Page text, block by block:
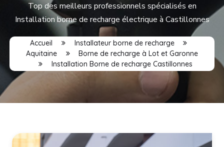
Top des meilleurs professionnels spécialisés en
Installation borne de recharge électrique à Castillonnes
Accueil
Installateur borne de recharge
Aquitaine
Borne de recharge à Lot et Garonne
Installation Borne de recharge Castillonnes